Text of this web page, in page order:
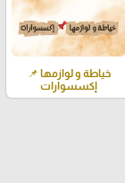
خياطة و لوازمها 📌
إكسسوارات